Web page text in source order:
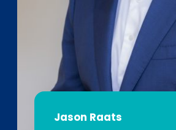
Jason Raats